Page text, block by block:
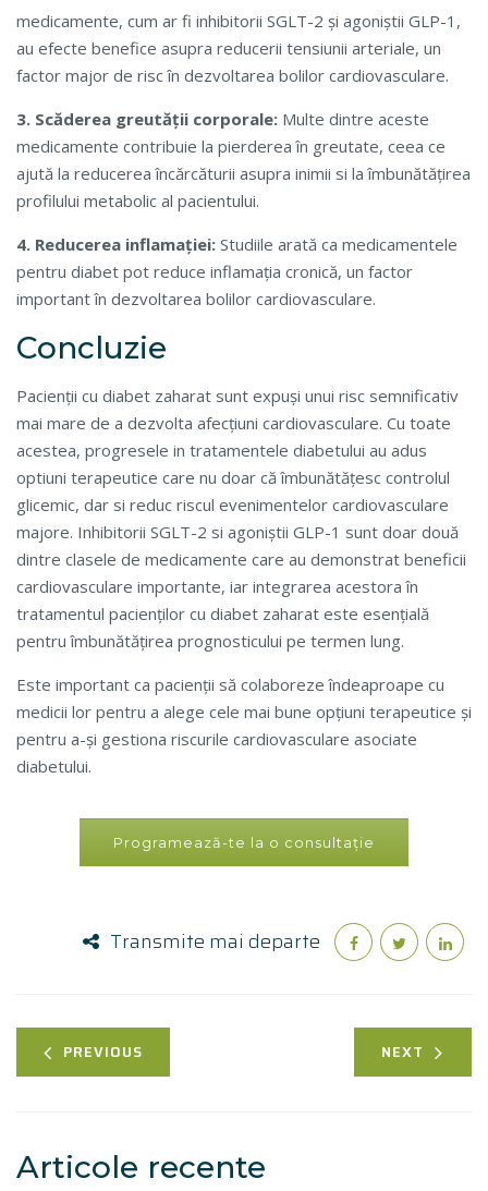
medicamente, cum ar fi inhibitorii SGLT-2 și agoniștii GLP-1,
au efecte benefice asupra reducerii tensiunii arteriale, un
factor major de risc în dezvoltarea bolilor cardiovasculare.
3. Scăderea greutății corporale: Multe dintre aceste
medicamente contribuie la pierderea în greutate, ceea ce
ajută la reducerea încărcăturii asupra inimii si la îmbunătățirea
profilului metabolic al pacientului.
4. Reducerea inflamației: Studiile arată ca medicamentele
pentru diabet pot reduce inflamația cronică, un factor
important în dezvoltarea bolilor cardiovasculare.
Concluzie
Pacienții cu diabet zaharat sunt expuși unui risc semnificativ
mai mare de a dezvolta afecțiuni cardiovasculare. Cu toate
acestea, progresele in tratamentele diabetului au adus
optiuni terapeutice care nu doar că îmbunătățesc controlul
glicemic, dar si reduc riscul evenimentelor cardiovasculare
majore. Inhibitorii SGLT-2 si agoniștii GLP-1 sunt doar două
dintre clasele de medicamente care au demonstrat beneficii
cardiovasculare importante, iar integrarea acestora în
tratamentul pacienților cu diabet zaharat este esențială
pentru îmbunătățirea prognosticului pe termen lung.
Este important ca pacienții să colaboreze îndeaproape cu
medicii lor pentru a alege cele mai bune opțiuni terapeutice și
pentru a-și gestiona riscurile cardiovasculare asociate
diabetului.
Programează-te la o consultație
Transmite mai departe
PREVIOUS NEXT
Articole recente